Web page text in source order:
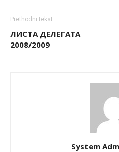
Prethodni tekst
ЛИСТА ДЕЛЕГАТА
2008/2009
System